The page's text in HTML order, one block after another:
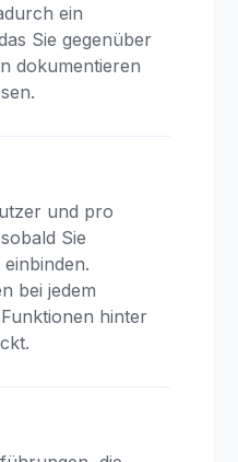
ein
Sie gegenüber
dokumentieren
und pro
Sie
bei jedem
hinter